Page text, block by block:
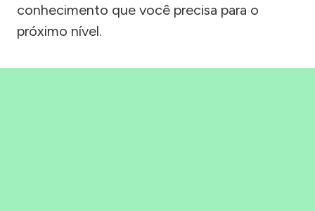
conhecimento que você precisa para o
próximo nível.